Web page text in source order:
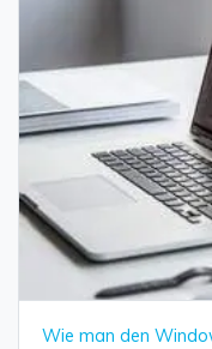
Wie man den